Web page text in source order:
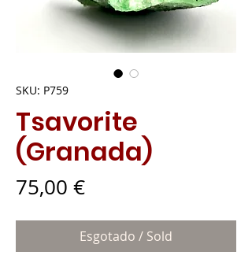
SKU: P759
Tsavorite
(Granada)
75,00 €Preço
Esgotado / Sold